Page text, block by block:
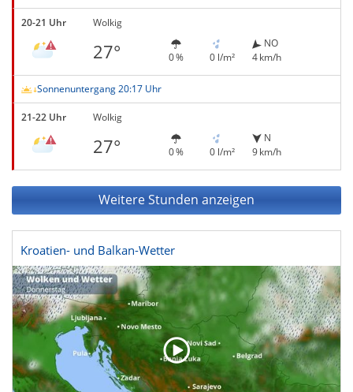
20-21 Uhr Wolkig
27° 0 % 0 l/m²
NO
4 km/h
Sonnenuntergang 20:17 Uhr
21-22 Uhr Wolkig
27° 0 % 0 l/m²
N
9 km/h
Weitere Stunden anzeigen
Kroatien- und Balkan-Wetter